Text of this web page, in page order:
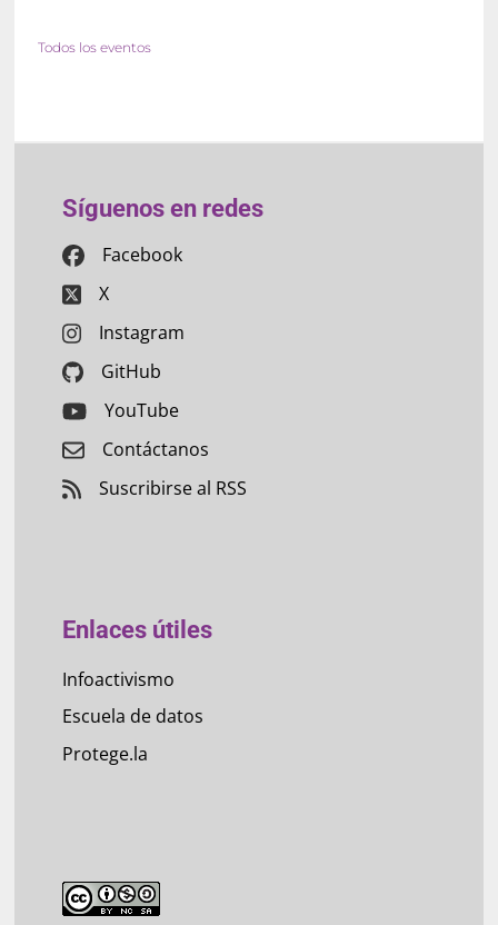
Todos los eventos
Síguenos en redes
Facebook
X
Instagram
GitHub
YouTube
Contáctanos
Suscribirse al RSS
Enlaces útiles
Infoactivismo
Escuela de datos
Protege.la